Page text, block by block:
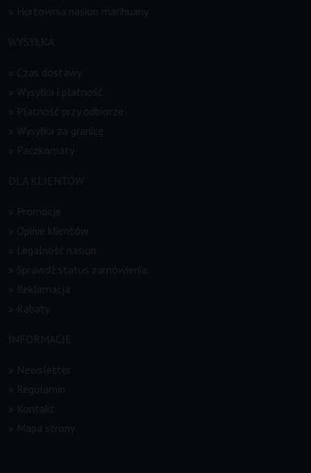
Hurtownia nasion marihuany
WYSYŁKA
Czas dostawy
Wysyłka i płatność
Płatność przy odbiorze
Wysyłka za granicę
Paczkomaty
DLA KLIENTÓW
Promocje
Opinie klientów
Legalność nasion
Sprawdź status zamówienia
Reklamacja
Rabaty
INFORMACJE
Newsletter
Regulamin
Kontakt
Mapa strony